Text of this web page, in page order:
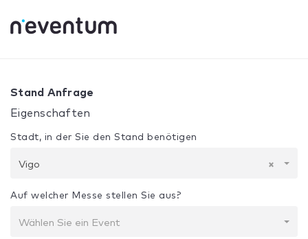
Ihre Auswahl: Design + Bau
Stand Anfrage
Eigenschaften
Stadt, in der Sie den Stand benötigen
×
Vigo
Auf welcher Messe stellen Sie aus?
Wählen Sie ein Event